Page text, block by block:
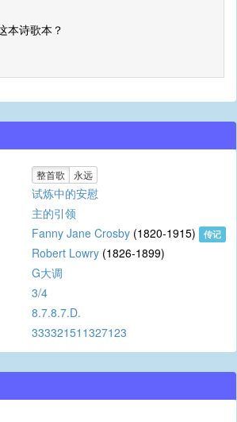
本诗歌本？
整首歌 永远
试炼中的安慰
主的引领
Fanny Jane Crosby (1820-1915) 传记
Robert Lowry (1826-1899)
G大调
3/4
8.7.8.7.D.
333321511327123